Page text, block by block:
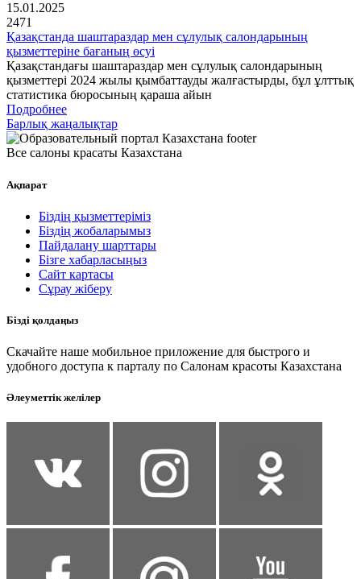
15.01.2025
2471
Қазақстанда шаштараздар мен сұлулық салондарының
қызметтеріне бағаның өсуі
Қазақстандағы шаштараздар мен сұлулық салондарының
қызметтері 2024 жылы қымбаттауды жалғастырды, бұл ұлттық
статистика бюросының қараша айын
Подробнее
Барлық жаңалықтар
Все салоны красаты Казахстана
Ақпарат
Біздің қызметтеріміз
Біздің жобаларымыз
Пайдалану шарттары
Бізге хабарласыңыз
Сайт картасы
Сұрау жіберу
Бізді қолдаңыз
Скачайте наше мобильное приложение для быстрого и
удобного доступа к парталу по Салонам красоты Казахстана
Әлеуметтік желілер